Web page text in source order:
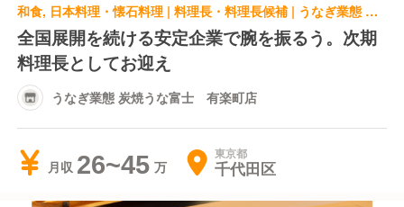
和食, 日本料理・懐石料理 | 料理長・料理長候補 | うなぎ業態 炭焼うな富士 有楽町店
全国展開を続ける安定企業で腕を振るう。次期
料理長としてお迎え
うなぎ業態 炭焼うな富士 有楽町店
月収 26~45 東京都
千代田区